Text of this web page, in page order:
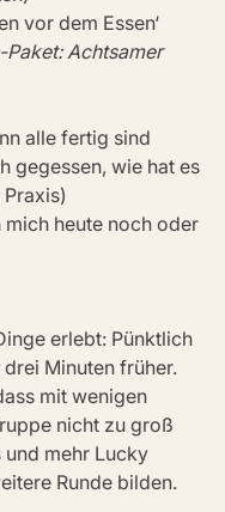
vor dem Essen‘
Paket: Achtsamer
alle fertig sind
gegessen, wie hat es
mich heute noch oder
erlebt: Pünktlich
Minuten früher.
mit wenigen
nicht zu groß
und mehr Lucky
Runde bilden.